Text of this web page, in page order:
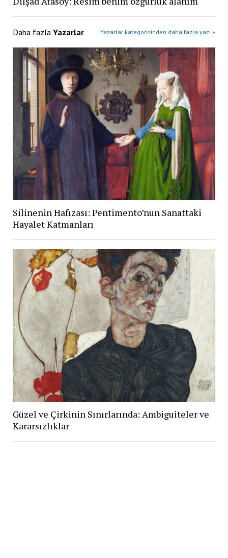
Daha fazla Yazarlar Yazarlar kategorisinden daha fazla yazı »
Silinenin Hafızası: Pentimento’nun Sanattaki
Hayalet Katmanları
Güzel ve Çirkinin Sınırlarında: Ambiguiteler ve
Kararsızlıklar